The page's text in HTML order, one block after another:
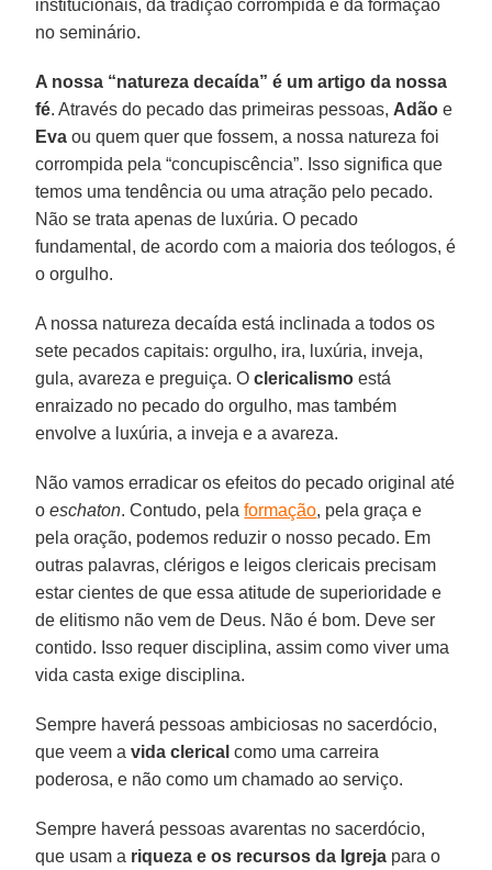
institucionais, da tradição corrompida e da formação
no seminário.
A nossa “natureza decaída” é um artigo da nossa
fé. Através do pecado das primeiras pessoas, Adão e
Eva ou quem quer que fossem, a nossa natureza foi
corrompida pela “concupiscência”. Isso significa que
temos uma tendência ou uma atração pelo pecado.
Não se trata apenas de luxúria. O pecado
fundamental, de acordo com a maioria dos teólogos, é
o orgulho.
A nossa natureza decaída está inclinada a todos os
sete pecados capitais: orgulho, ira, luxúria, inveja,
gula, avareza e preguiça. Oclericalismo está
enraizado no pecado do orgulho, mas também
envolve a luxúria, a inveja e a avareza.
Não vamos erradicar os efeitos do pecado original até
oeschaton. Contudo, pelaformação, pela graça e
pela oração, podemos reduzir o nosso pecado. Em
outras palavras, clérigos e leigos clericais precisam
estar cientes de que essa atitude de superioridade e
de elitismo não vem de Deus. Não é bom. Deve ser
contido. Isso requer disciplina, assim como viver uma
vida casta exige disciplina.
Sempre haverá pessoas ambiciosas no sacerdócio,
que veem avida clerical como uma carreira
poderosa, e não como um chamado ao serviço.
Sempre haverá pessoas avarentas no sacerdócio,
que usam a riqueza e os recursos da Igreja para o